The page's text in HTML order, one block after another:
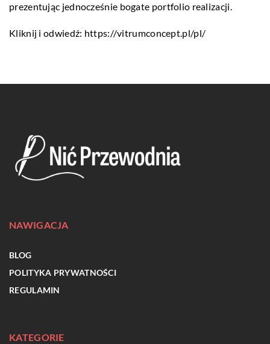
prezentując jednocześnie bogate portfolio realizacji.
Kliknij i odwiedź: https://vitrumconcept.pl/pl/
NAWIGACJA
BLOG
POLITYKA PRYWATNOŚCI
REGULAMIN
KATEGORIE